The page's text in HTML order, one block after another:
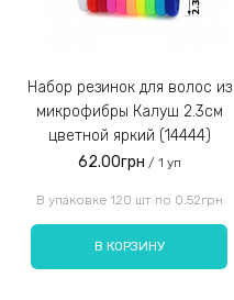
Набор резинок для волос из
микрофибры Калуш 2.3см
цветной яркий (14444)
62.00грн / 1 уп
В упаковке 120 шт по 0.52грн
В КОРЗИНУ